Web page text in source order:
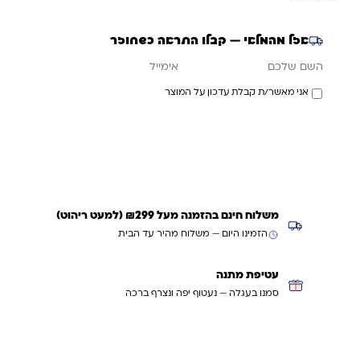
אזל מהמלאי — קבלו התראה כשחוזר
אני מאשר/ת קבלת עדכון על המוצר
משלוח חינם בהזמנה מעל ₪299 (למעט ריהוט)
הזמינו היום — משלוח מהיר עד הבית
עטיפת מתנה
סמנו בעגלה — נעטוף יפה ונצרף ברכה